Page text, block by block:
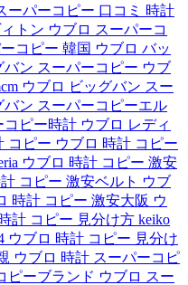
ーパーコピー 口コミ 時計
トン ウブロ スーパーコ
コピー 韓国 ウブロ バッ
バン スーパーコピー ウブ
ウブロ ビッグバン スー
バン スーパーコピーエル
コピー時計 ウブロ レディ
コピー ウブロ 時計 コピー
ウブロ 時計 コピー 激安
コピー 激安ベルト ウブ
時計 コピー 激安大阪 ウ
計 コピー 見分け方 keiko
ウブロ 時計 コピー 見分け
ウブロ 時計 スーパーコピ
ピーブランド ウブロ スー